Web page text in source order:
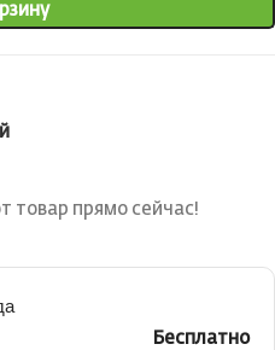
товар прямо сейчас!
Бесплатно